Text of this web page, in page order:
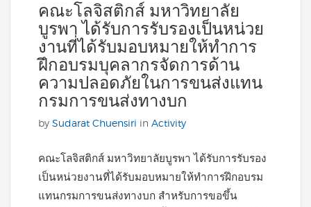
คณะโลจิสติกส์ มหาวิทยาลัย
บูรพา ได้รับการรับรองเป็นหน่วย
งานที่ได้รับมอบหมายให้ทำการ
ฝึกอบรมบุคลากรจัดการด้าน
ความปลอดภัยในการขนส่งแทน
กรมการขนส่งทางบก
by Sudarat Chuensiri in Activity
คณะโลจิสติกส์ มหาวิทยาลัยบูรพา ได้รับการรับรอง
เป็นหน่วยงานที่ได้รับมอบหมายให้ทำการฝึกอบรม
แทนกรมการขนส่งทางบก สำหรับการขอขึ้น